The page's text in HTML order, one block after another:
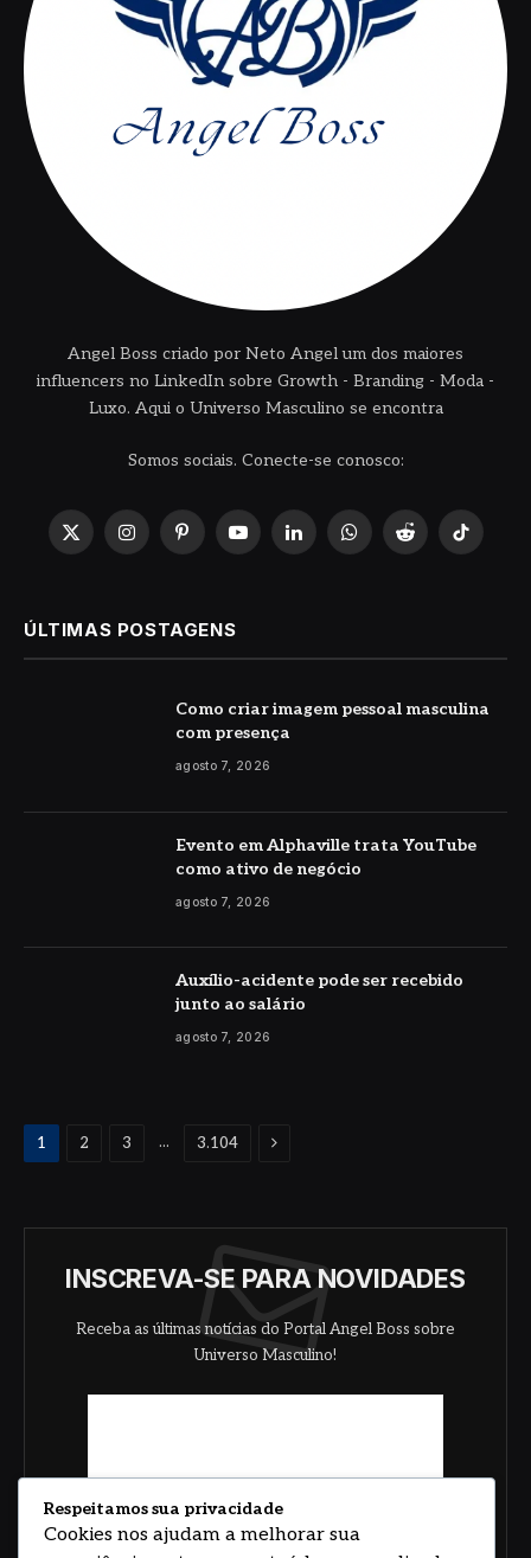
Angel Boss criado por Neto Angel um dos maiores
influencers no LinkedIn sobre Growth - Branding - Moda -
Luxo. Aqui o Universo Masculino se encontra
Somos sociais. Conecte-se conosco:
X
InstagramPinterestYouTubeLinkedInWhatsApp
Reddit TikTok
ÚLTIMAS POSTAGENS
Como criar imagem pessoal masculina
com presença
agosto 7, 2026
Evento em Alphaville trata YouTube
como ativo de negócio
agosto 7, 2026
Auxílio-acidente pode ser recebido
junto ao salário
agosto 7, 2026
1 2 3 ... 3.104 Proximo
INSCREVA-SE PARA NOVIDADES
Receba as últimas notícias do Portal Angel Boss sobre
Universo Masculino!
Respeitamos sua privacidade
Cookies nos ajudam a melhorar sua